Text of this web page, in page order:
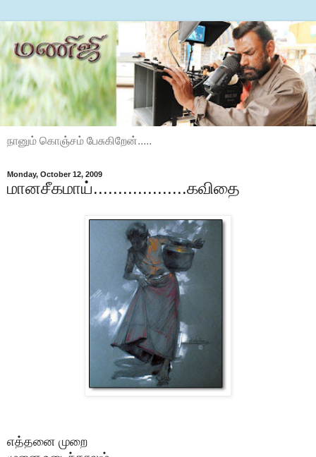
நானும் கொஞ்சம் பேசுகிறேன்.....
Monday, October 12, 2009
மானசீகமாய்...................கவிதை
எத்தனை முறை